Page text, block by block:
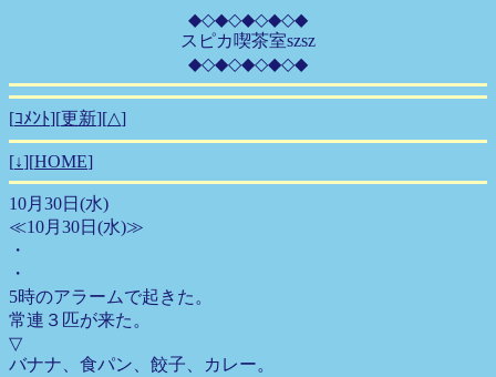
◆◇◆◇◆◇◆◇◆
スピカ喫茶室szsz
◆◇◆◇◆◇◆◇◆
[ｺﾒﾝﾄ][更新][△]
[↓][HOME]
10月30日(水)
≪10月30日(水)≫
・
・
5時のアラームで起きた。
常連３匹が来た。
▽
バナナ、食パン、餃子、カレー。